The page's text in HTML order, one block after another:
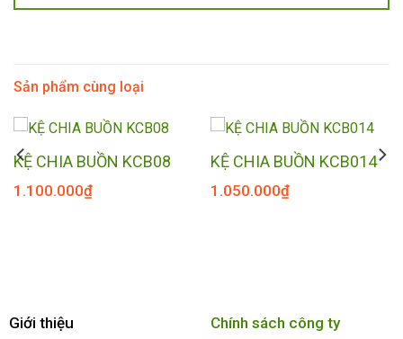
Sản phẩm cùng loại
KỆ CHIA BUỒN KCB08
1.100.000₫
KỆ CHIA BUỒN KCB014
1.050.000₫
Giới thiệu Chính sách công ty